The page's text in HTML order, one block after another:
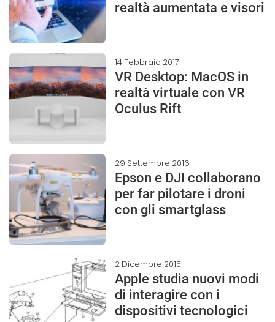
realtà aumentata e visori
14 Febbraio 2017
VR Desktop: MacOS in
realtà virtuale con VR
Oculus Rift
29 Settembre 2016
Epson e DJI collaborano
per far pilotare i droni
con gli smartglass
2 Dicembre 2015
Apple studia nuovi modi
di interagire con i
dispositivi tecnologici